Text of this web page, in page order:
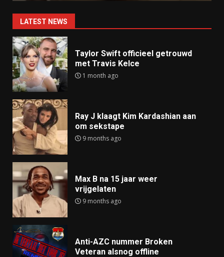
LATEST NEWS
Taylor Swift officieel getrouwd
met Travis Kelce
1 month ago
Ray J klaagt Kim Kardashian aan
om sekstape
9 months ago
Max B na 15 jaar weer
vrijgelaten
9 months ago
Anti-AZC nummer Broken
Veteran alsnog offline